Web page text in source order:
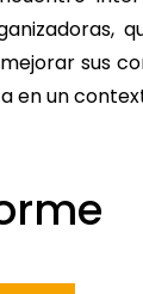
sus
en un